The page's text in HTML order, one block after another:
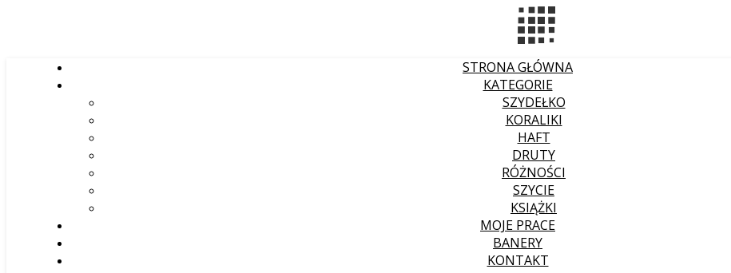
STRONA GŁÓWNA
KATEGORIE
SZYDEŁKO
KORALIKI
HAFT
DRUTY
RÓŻNOŚCI
SZYCIE
KSIĄŻKI
MOJE PRACE
BANERY
KONTAKT